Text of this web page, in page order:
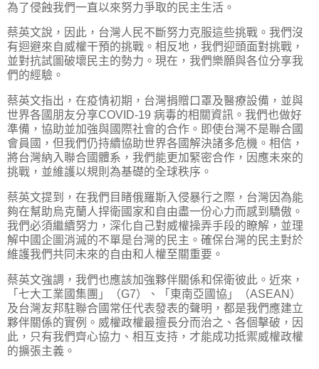
為了侵蝕我們一直以來努力爭取的民主生活。
蔡英文說，因此，台灣人民不斷努力克服這些挑戰。我們沒
有迴避來自威權干預的挑戰。相反地，我們迎頭面對挑戰，
並對抗試圖破壞民主的勢力。現在，我們樂願與各位分享我
們的經驗。
蔡英文指出，在疫情初期，台灣捐贈口罩及醫療設備，並與
世界各國朋友分享COVID-19 病毒的相關資訊。我們也做好
準備，協助並加強與國際社會的合作。即使台灣不是聯合國
會員國，但我們仍持續協助世界各國解決諸多危機。相信，
將台灣納入聯合國體系，我們能更加緊密合作，因應未來的
挑戰，並維護以規則為基礎的全球秩序。
蔡英文提到，在我們目睹俄羅斯入侵暴行之際，台灣因為能
夠在幫助烏克蘭人捍衛國家和自由盡一份心力而感到驕傲。
我們必須繼續努力，深化自己對威權操弄手段的瞭解，並理
解中國企圖消滅的不單是台灣的民主。確保台灣的民主對於
維護我們共同未來的自由和人權至關重要。
蔡英文強調，我們也應該加強夥伴關係和保衛彼此。近來，
「七大工業國集團」（G7）、「東南亞國協」（ASEAN）
及台灣友邦駐聯合國常任代表發表的聲明，都是我們應建立
夥伴關係的實例。威權政權最擅長分而治之、各個擊破，因
此，只有我們齊心協力、相互支持，才能成功抵禦威權政權
的擴張主義。